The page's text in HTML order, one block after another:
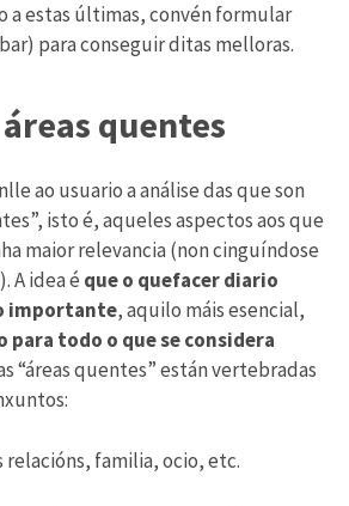
a estas últimas, convén formular
para conseguir ditas melloras.
quentes
ao usuario a análise das que son
isto é, aqueles aspectos aos que
maior relevancia (non cinguíndose
A idea é que o quefacer diario
importante, aquilo máis esencial,
para todo o que se considera
“áreas quentes” están vertebradas
relacións, familia, ocio, etc.